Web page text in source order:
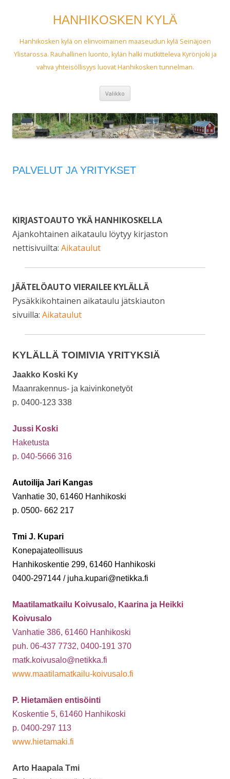
HANHIKOSKEN KYLÄ
Hanhikosken kylä on elinvoimainen maaseudun kylä Seinäjoen
Ylistarossa. Rauhallinen luonto, kylän halki mutkitteleva Kyrönjoki ja
vahva yhteisöllisyys luovat Hanhikosken tunnelman.
Valikko
PALVELUT JA YRITYKSET
KIRJASTOAUTO YKÄ HANHIKOSKELLA
Ajankohtainen aikataulu löytyy kirjaston
nettisivuilta: Aikataulut
JÄÄTELÖAUTO VIERAILEE KYLÄLLÄ
Pysäkkikohtainen aikataulu jätskiauton
sivuilla: Aikataulut
KYLÄLLÄ TOIMIVIA YRITYKSIÄ
Jaakko Koski Ky
Maanrakennus- ja kaivinkonetyöt
p. 0400-123 338
Jussi Koski
Haketusta
p. 040-5666 316
Autoilija Jari Kangas
Vanhatie 30, 61460 Hanhikoski
p. 0500- 662 217
Tmi J. Kupari
Konepajateollisuus
Hanhikoskentie 299, 61460 Hanhikoski
0400-297144 / juha.kupari@netikka.fi
Maatilamatkailu Koivusalo, Kaarina ja Heikki
Koivusalo
Vanhatie 386, 61460 Hanhikoski
puh. 06-437 7732, 0400-191 370
matk.koivusalo@netikka.fi
www.maatilamatkailu-koivusalo.fi
P. Hietamäen entisöinti
Koskentie 5, 61460 Hanhikoski
p. 0400-297 113
www.hietamaki.fi
Arto Haapala Tmi